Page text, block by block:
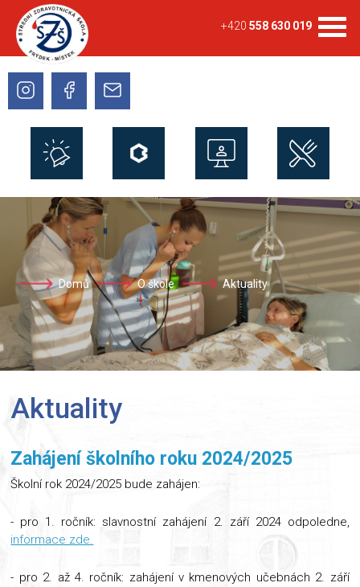
+420 558 630 019
Domů O škole Aktuality
Aktuality
Zahájení školního roku 2024/2025
Školní rok 2024/2025 bude zahájen:
- pro 1. ročník: slavnostní zahájení 2. září 2024 odpoledne,
informace zde.
- pro 2. až 4. ročník: zahájení v kmenových učebnách 2. září